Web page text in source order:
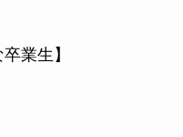
業生】